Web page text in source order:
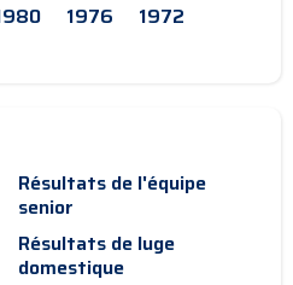
1976
1972
Résultats de l'équipe
senior
Résultats de luge
domestique